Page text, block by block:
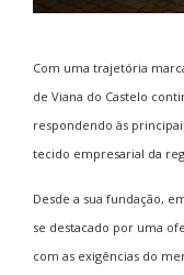
Com uma trajetória
de Viana do Castelo
respondendo às
tecido empresarial da
Desde a sua fundação,
se destacado por uma
com as exigências do